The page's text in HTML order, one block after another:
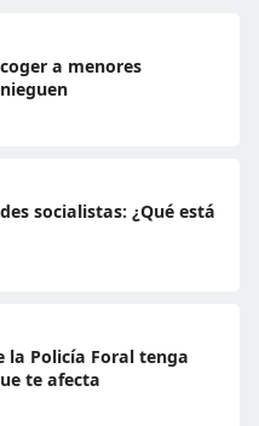
a menores
socialistas: ¿Qué está
la Policía Foral tenga
te afecta